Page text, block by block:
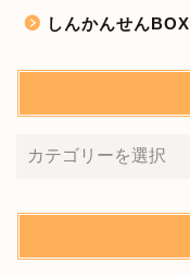
しんかんせんBOX